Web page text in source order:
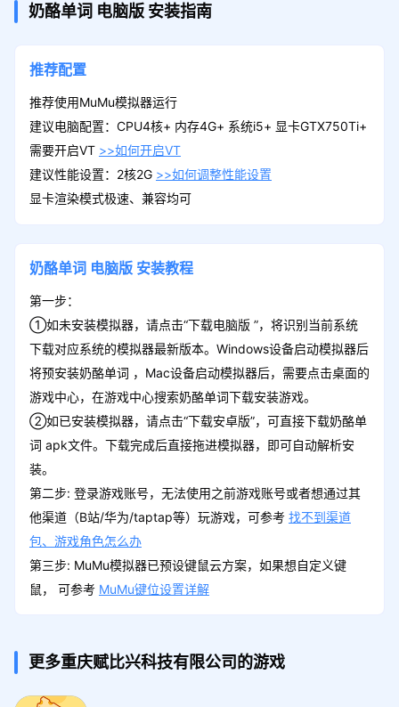
奶酪单词 电脑版 安装指南
推荐配置
推荐使用MuMu模拟器运行
建议电脑配置：CPU4核+ 内存4G+ 系统i5+ 显卡GTX750Ti+
需要开启VT >>如何开启VT
建议性能设置：2核2G >>如何调整性能设置
显卡渲染模式极速、兼容均可
奶酪单词 电脑版 安装教程
第一步：
①如未安装模拟器，请点击“下载电脑版 ”，将识别当前系统
下载对应系统的模拟器最新版本。Windows设备启动模拟器后
将预安装奶酪单词 ，Mac设备启动模拟器后，需要点击桌面的
游戏中心，在游戏中心搜索奶酪单词下载安装游戏。
②如已安装模拟器，请点击“下载安卓版”，可直接下载奶酪单
词 apk文件。下载完成后直接拖进模拟器，即可自动解析安
装。
第二步: 登录游戏账号，无法使用之前游戏账号或者想通过其
他渠道（B站/华为/taptap等）玩游戏，可参考 找不到渠道
包、游戏角色怎么办
第三步: MuMu模拟器已预设键鼠云方案，如果想自定义键
鼠， 可参考 MuMu键位设置详解
更多重庆赋比兴科技有限公司的游戏